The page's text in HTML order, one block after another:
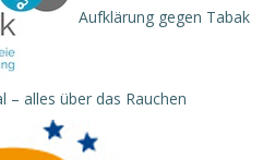
Aufklärung gegen Tabak
– alles über das Rauchen